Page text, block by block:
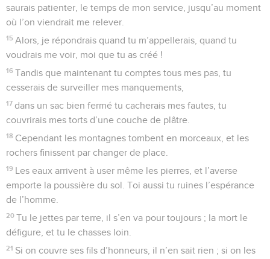
saurais patienter, le temps de mon service, jusqu’au moment
où l’on viendrait me relever.
15 Alors, je répondrais quand tu m’appellerais, quand tu
voudrais me voir, moi que tu as créé !
16 Tandis que maintenant tu comptes tous mes pas, tu
cesserais de surveiller mes manquements,
17 dans un sac bien fermé tu cacherais mes fautes, tu
couvrirais mes torts d’une couche de plâtre.
18 Cependant les montagnes tombent en morceaux, et les
rochers finissent par changer de place.
19 Les eaux arrivent à user même les pierres, et l’averse
emporte la poussière du sol. Toi aussi tu ruines l’espérance
de l’homme.
20 Tu le jettes par terre, il s’en va pour toujours ; la mort le
défigure, et tu le chasses loin.
21 Si on couvre ses fils d’honneurs, il n’en sait rien ; si on les